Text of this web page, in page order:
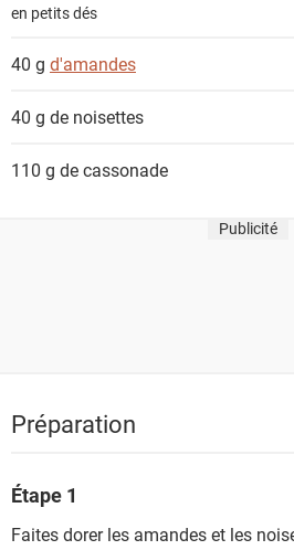
en petits dés
40 g d'amandes
40 g de noisettes
110 g decassonade
Publicité
Préparation
Étape 1
Faites dorer les amandes et les